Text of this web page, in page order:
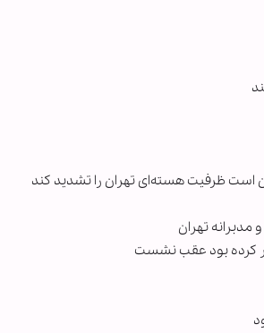
است ظرفیت هسته‌ای تهران را تشدید کند
مدبرانه تهران
کرده بود عقب نشست